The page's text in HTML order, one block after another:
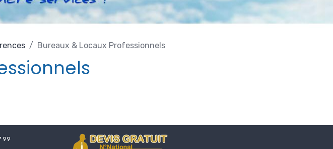
Bureaux & Locaux Professionnels
99